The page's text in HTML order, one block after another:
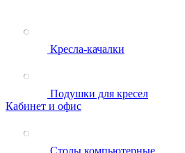
Кресла-качалки
Подушки для кресел
Кабинет и офис
Столы компьютерные